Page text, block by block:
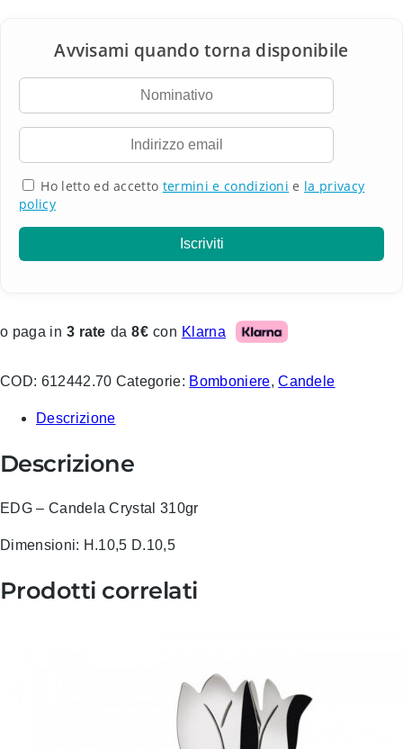
Ho letto ed accetto termini e condizioni e la privacy
policy
o paga in 3 rate da 8€ con Klarna
COD: 612442.70 Categorie: Bomboniere,Candele
Descrizione
Descrizione
EDG – Candela Crystal 310gr
Dimensioni: H.10,5 D.10,5
Prodotti correlati